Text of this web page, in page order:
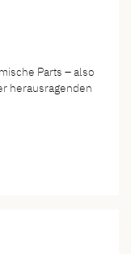
Parts – also
herausragenden